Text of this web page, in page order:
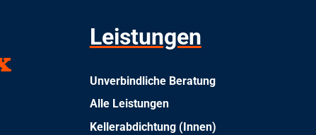
Leistungen
Unverbindliche Beratung
Alle Leistungen
Kellerabdichtung (Innen)